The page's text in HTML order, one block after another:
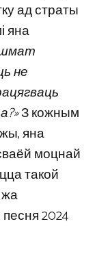
ад страты
яна
не
З кожным
яна
моцнай
такой
жа
2024